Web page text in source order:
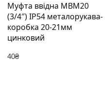
Муфта ввідна MBМ20
(3/4″) IP54 металорукава-
коробка 20-21мм
цинковий
40₴